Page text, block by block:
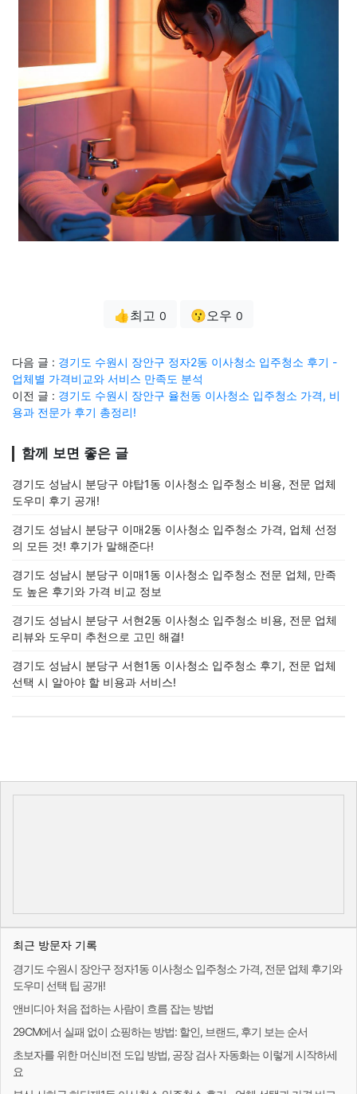
👍최고 0 😗오우 0
다음 글 : 경기도 수원시 장안구 정자2동 이사청소 입주청소 후기 -
업체별 가격비교와 서비스 만족도 분석
이전 글 : 경기도 수원시 장안구 율천동 이사청소 입주청소 가격, 비
용과 전문가 후기 총정리!
함께 보면 좋은 글
경기도 성남시 분당구 야탑1동 이사청소 입주청소 비용, 전문 업체
도우미 후기 공개!
경기도 성남시 분당구 이매2동 이사청소 입주청소 가격, 업체 선정
의 모든 것! 후기가 말해준다!
경기도 성남시 분당구 이매1동 이사청소 입주청소 전문 업체, 만족
도 높은 후기와 가격 비교 정보
경기도 성남시 분당구 서현2동 이사청소 입주청소 비용, 전문 업체
리뷰와 도우미 추천으로 고민 해결!
경기도 성남시 분당구 서현1동 이사청소 입주청소 후기, 전문 업체
선택 시 알아야 할 비용과 서비스!
최근 방문자 기록
경기도 수원시 장안구 정자1동 이사청소 입주청소 가격, 전문 업체 후기와
도우미 선택 팁 공개!
앤비디아 처음 접하는 사람이 흐름 잡는 방법
29CM에서 실패 없이 쇼핑하는 방법: 할인, 브랜드, 후기 보는 순서
초보자를 위한 머신비전 도입 방법, 공장 검사 자동화는 이렇게 시작하세
요